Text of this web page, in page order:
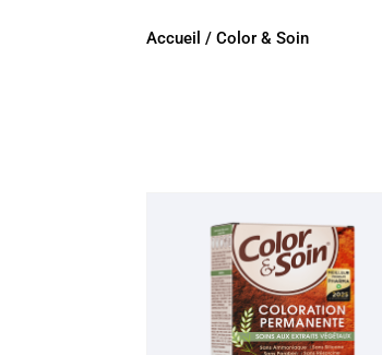
Accueil /Color & Soin